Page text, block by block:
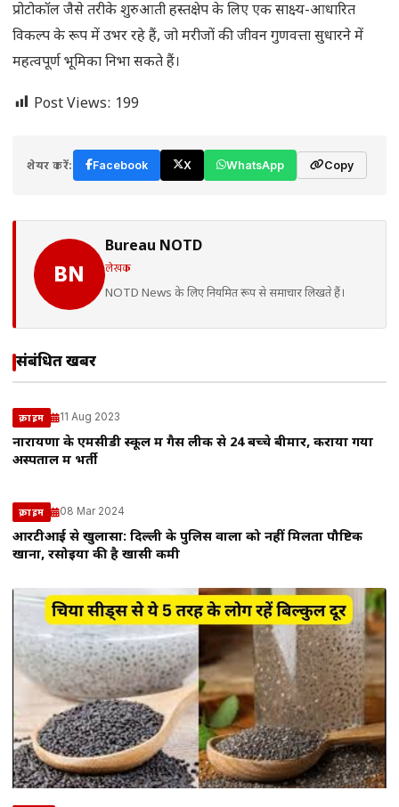
प्रोटोकॉल जैसे तरीके शुरुआती हस्तक्षेप के लिए एक साक्ष्य-आधारित
विकल्प के रूप में उभर रहे हैं, जो मरीजों की जीवन गुणवत्ता सुधारने में
महत्वपूर्ण भूमिका निभा सकते हैं।
Post Views: 199
शेयर करें: Facebook X WhatsApp Copy
BN
Bureau NOTD
लेखक
NOTD News के लिए नियमित रूप से समाचार लिखते हैं।
संबंधित खबरें
क्राइम 11 Aug 2023
नारायणा के एमसीडी स्कूल में गैस लीक से 24 बच्चे बीमार, कराया गया
अस्पताल में भर्ती
क्राइम 08 Mar 2024
आरटीआई से खुलासा: दिल्ली के पुलिस वालों को नहीं मिलता पौष्टिक
खाना, रसोइयों की है खासी कमी